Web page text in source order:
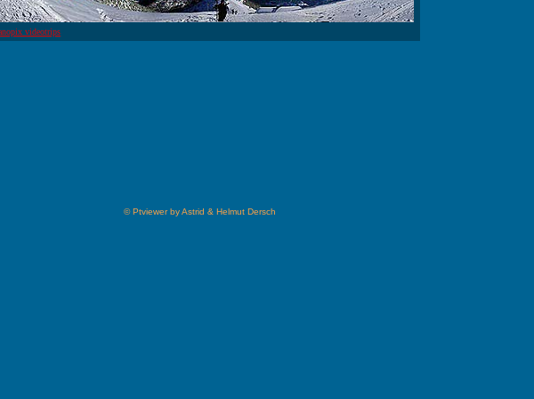
videotrips
© Ptviewer by Astrid & Helmut Dersch